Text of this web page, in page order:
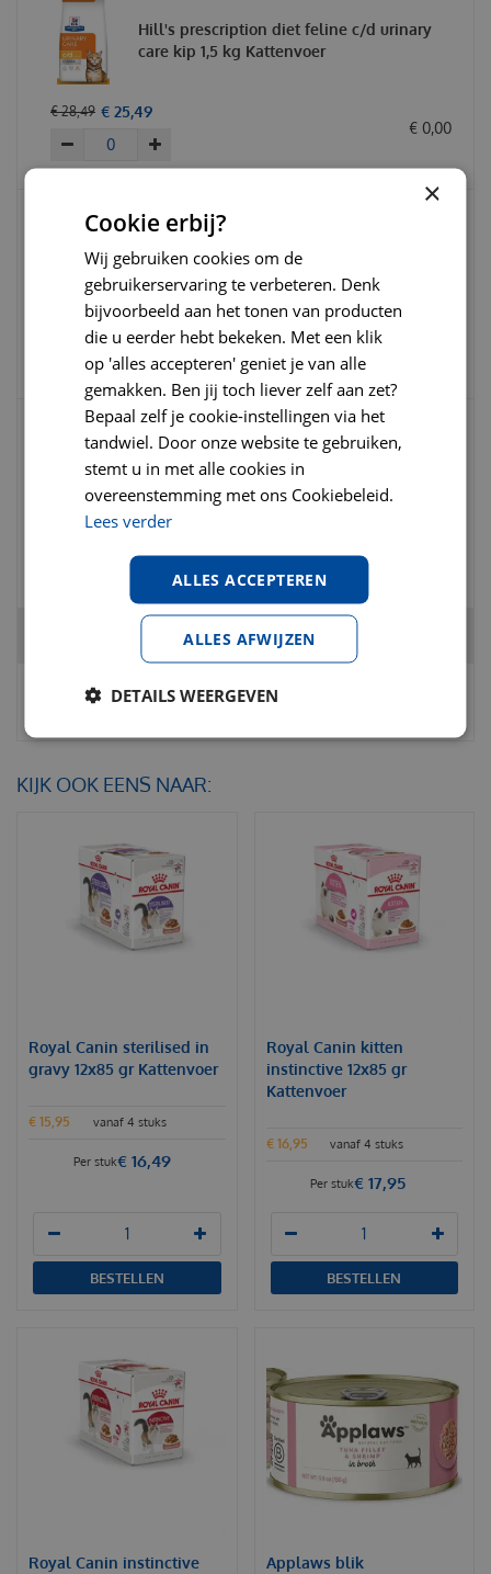
Hill's prescription diet feline c/d urinary
care kip 1,5 kg Kattenvoer
€ 28,49 € 25,49
€ 0,00
Clinic fds 60 gram Cat multidiet treat salm
95 € 3,25
Hill's prescription diet feline s/d urinary
care kip 1,5 kg Kattenvoer
95 € 27,95
KIJK OOK EENS NAAR:
Royal Canin sterilised in
gravy 12x85 gr Kattenvoer
vanaf 4 stuks
€ 15,95
€ 16,49
Per stuk
BESTELLEN
Royal Canin kitten
instinctive 12x85 gr
Kattenvoer
vanaf 4 stuks
€ 16,95
€ 17,95
Per stuk
BESTELLEN
Royal Canin instinctive
Applaws blik
×
Cookie erbij?
Wij gebruiken cookies om de
gebruikerservaring te verbeteren. Denk
bijvoorbeeld aan het tonen van producten
die u eerder hebt bekeken. Met een klik
op 'alles accepteren' geniet je van alle
gemakken. Ben jij toch liever zelf aan zet?
Bepaal zelf je cookie-instellingen via het
tandwiel. Door onze website te gebruiken,
stemt u in met alle cookies in
overeenstemming met ons Cookiebeleid.
Lees verder
ALLES ACCEPTEREN
ALLES AFWIJZEN
DETAILS WEERGEVEN